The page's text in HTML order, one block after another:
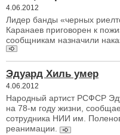
4.06.2012
Лидер банды «черных
Каранаев приговорен к
сообщникам назначили
Эдуард Хиль умер
4.06.2012
Народный артист РСФСР
на 78-м году жизни,
сотрудника НИИ им.
реанимации.